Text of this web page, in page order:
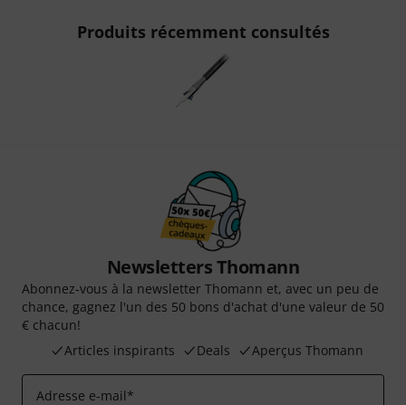
Produits récemment consultés
Newsletters Thomann
Abonnez-vous à la newsletter Thomann et, avec un peu de
chance, gagnez l'un des 50 bons d'achat d'une valeur de 50
€ chacun!
Articles inspirants
Deals Aperçus Thomann
Adresse e-mail*